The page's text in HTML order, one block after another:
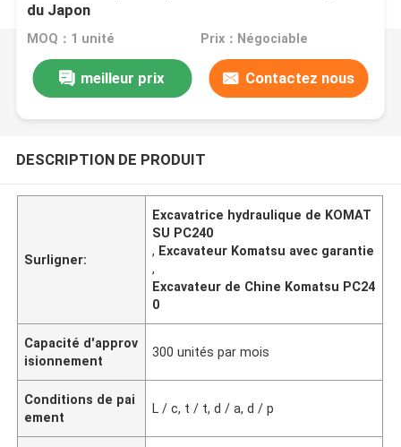
du Japon
MOQ：1 unité Prix：Négociable
meilleur prix Contactez nous
DESCRIPTION DE PRODUIT
Surligner:
Excavatrice hydraulique de KOMAT
SU PC240
, Excavateur Komatsu avec garantie
,
Excavateur de Chine Komatsu PC24
0
Capacité d'approv
isionnement
300 unités par mois
Conditions de pai
ement
L / c, t / t, d / a, d / p